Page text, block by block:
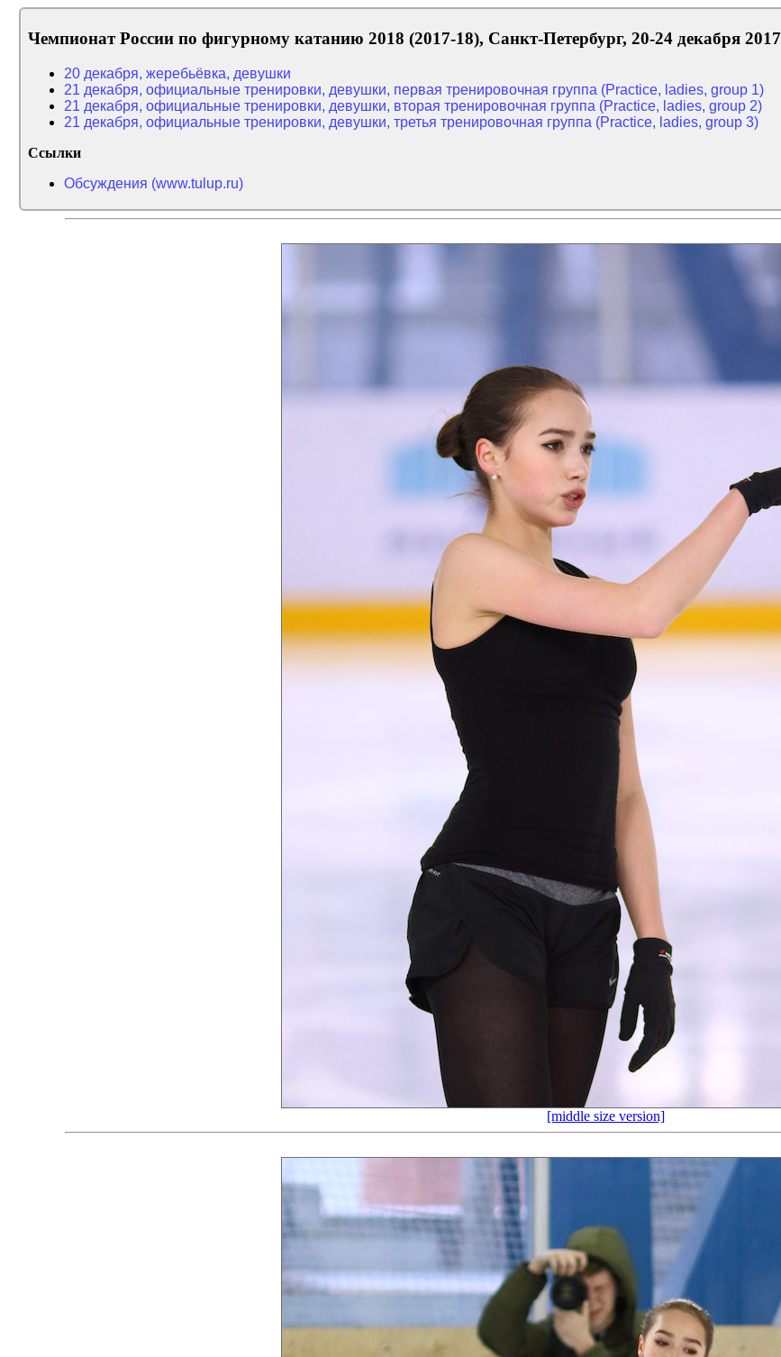
Чемпионат России по фигурному катанию 2018 (2017-18), Санкт-Петербург, 20-24 декабря 2017
20 декабря, жеребьёвка, девушки
21 декабря, официальные тренировки, девушки, первая тренировочная группа (Practice, ladies, group 1)
21 декабря, официальные тренировки, девушки, вторая тренировочная группа (Practice, ladies, group 2)
21 декабря, официальные тренировки, девушки, третья тренировочная группа (Practice, ladies, group 3)
Ссылки
Обсуждения (www.tulup.ru)
[middle size version]